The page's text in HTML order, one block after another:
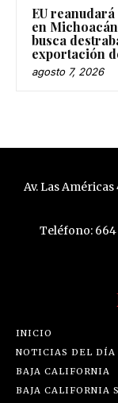
EU
en
busca
exportación
agosto 7, 2026
Av. Las Américas
Teléfono: 664
INICIO
NOTICIAS DEL DÍA
BAJA CALIFORNIA
BAJA CALIFORNIA